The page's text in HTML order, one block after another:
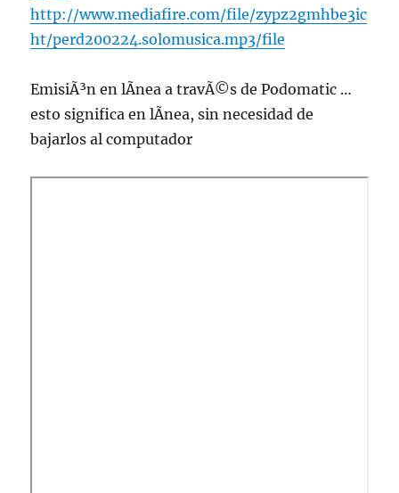
http://www.mediafire.com/file/zypz2gmhbe3ic
ht/perd200224.solomusica.mp3/file
EmisiÃ³n en lÃ­nea a travÃ©s de Podomatic …
esto significa en lÃ­nea, sin necesidad de
bajarlos al computador